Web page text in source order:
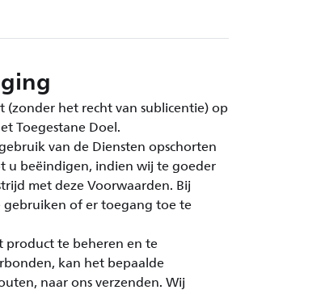
het recht van sublicentie) op
Toegestane Doel.
van de Diensten opschorten
u beëindigen, indien wij te goeder
met deze Voorwaarden. Bij
of er toegang toe te
product te beheren en te
kan het bepaalde
naar ons verzenden. Wij